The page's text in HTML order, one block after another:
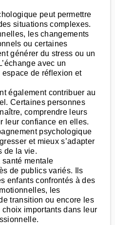
peut permettre
situations complexes.
les changements
ou certaines
générer du stress ou un
avec un
de réflexion et
également contribuer au
Certaines personnes
comprendre leurs
leur confiance en elles.
psychologique
et mieux s’adapter
de la vie.
santé mentale
de publics variés. Ils
enfants confrontés à des
les
transition ou encore les
importants dans leur